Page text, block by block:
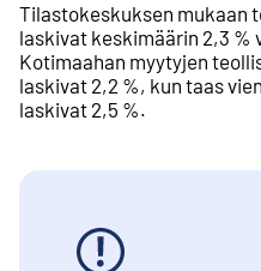
Tilastokeskuksen mukaan
laskivat keskimäärin 2,3 %
Kotimaahan myytyjen
laskivat 2,2 %, kun taas
laskivat 2,5 %.